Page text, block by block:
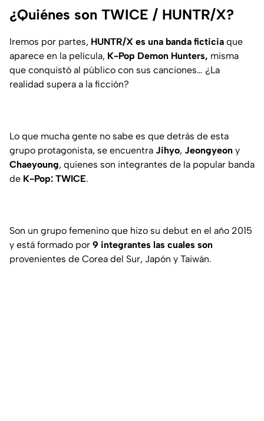
¿Quiénes son TWICE / HUNTR/X?
Iremos por partes, HUNTR/X es una banda ficticia que
aparece en la película, K-Pop Demon Hunters, misma
que conquistó al público con sus canciones… ¿La
realidad supera a la ficción?
Lo que mucha gente no sabe es que detrás de esta
grupo protagonista, se encuentra Jihyo, Jeongyeon y
Chaeyoung, quienes son integrantes de la popular banda
de K-Pop: TWICE.
Son un grupo femenino que hizo su debut en el año 2015
y está formado por 9 integrantes las cuales son
provenientes de Corea del Sur, Japón y Taiwán.